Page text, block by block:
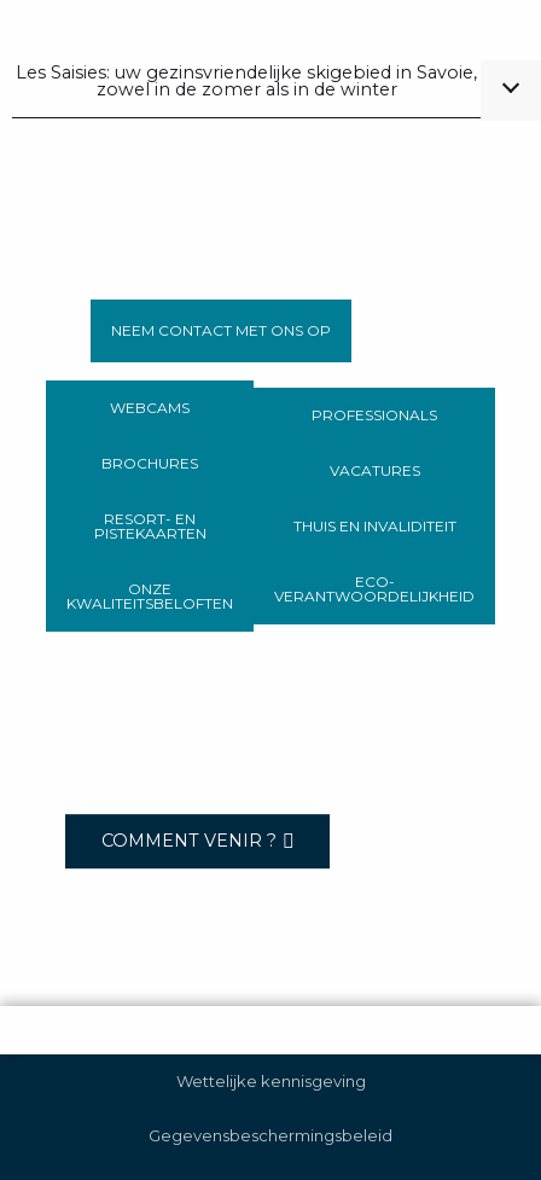
Les Saisies: uw gezinsvriendelijke skigebied in Savoie,
zowel in de zomer als in de winter
NEEM CONTACT MET ONS OP
WEBCAMS
BROCHURES
RESORT- EN
PISTEKAARTEN
ONZE
KWALITEITSBELOFTEN
PROFESSIONALS
VACATURES
THUIS EN INVALIDITEIT
ECO-
VERANTWOORDELIJKHEID
COMMENT VENIR ?
Wettelijke kennisgeving
Gegevensbeschermingsbeleid